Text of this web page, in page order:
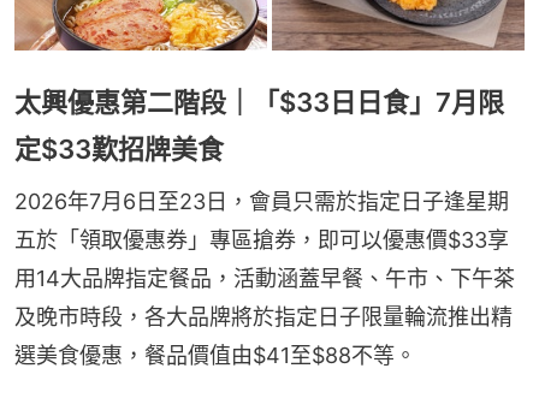
太興優惠第二階段｜「$33日日食」7月限
定$33歎招牌美食
2026年7月6日至23日，會員只需於指定日子逢星期
五於「領取優惠券」專區搶券，即可以優惠價$33享
用14大品牌指定餐品，活動涵蓋早餐、午市、下午茶
及晚市時段，各大品牌將於指定日子限量輪流推出精
選美食優惠，餐品價值由$41至$88不等。